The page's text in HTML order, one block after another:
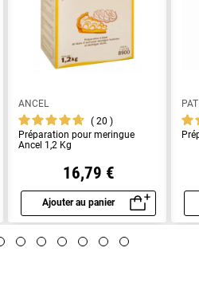
ANCEL
20
Préparation pour meringue
Ancel 1,2 Kg
16,79 €
Ajouter au panier
Aperçu rapide